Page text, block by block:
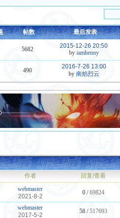
帖数 最后发表
5682
2015-12-26 20:50
by iamhenny
490
2016-7-26 13:00
by 南焰烈云
作者 回复/查看
webmaster
2021-8-2
0 /69824
webmaster
2017-5-2
58 /517693